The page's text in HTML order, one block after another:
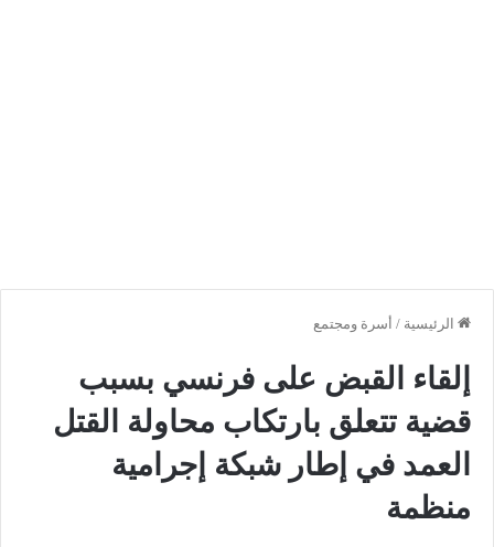
الرئيسية / أسرة ومجتمع
إلقاء القبض على فرنسي بسبب
قضية تتعلق بارتكاب محاولة القتل
العمد في إطار شبكة إجرامية
منظمة